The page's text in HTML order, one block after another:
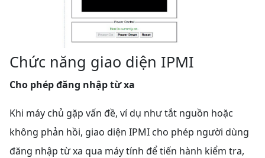
Chức năng giao diện IPMI
Cho phép đăng nhập từ xa
Khi máy chủ gặp vấn đề, ví dụ như tắt nguồn hoặc
không phản hồi, giao diện IPMI cho phép người dùng
đăng nhập từ xa qua máy tính để tiến hành kiểm tra,